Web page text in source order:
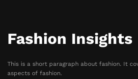
Fashion Insights
This is a short paragraph about fashion. It
aspects of fashion.